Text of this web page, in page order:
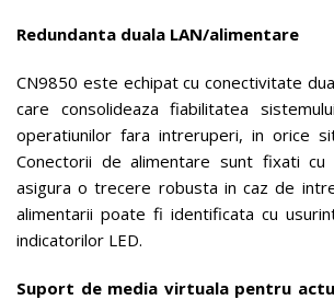
Redundanta duala LAN/alimentare
CN9850 este echipat cu conectivitate
care consolideaza fiabilitatea
operatiunilor fara intreruperi, in orice
Conectorii de alimentare sunt fixati cu
asigura o trecere robusta in caz de
alimentarii poate fi identificata cu
indicatorilor LED.
Suport de media virtuala pentru